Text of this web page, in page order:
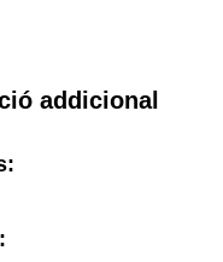
addicional